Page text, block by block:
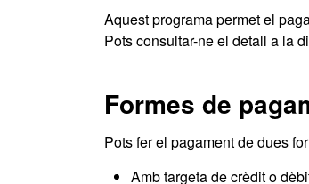
Aquest programa permet el
Pots consultar-ne el detall a la
Formes de
Pots fer el pagament de dues
Amb targeta de crèdit o